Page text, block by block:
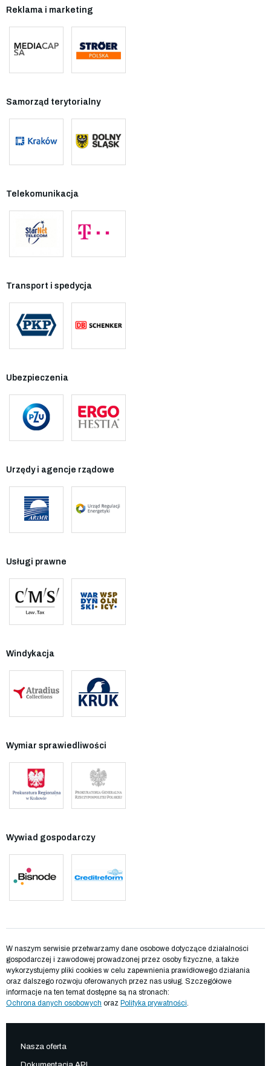
Reklama i marketing
Samorząd terytorialny
Telekomunikacja
Transport i spedycja
Ubezpieczenia
Urzędy i agencje rządowe
Usługi prawne
Windykacja
Wymiar sprawiedliwości
Wywiad gospodarczy
W naszym serwisie przetwarzamy dane osobowe dotyczące działalności
gospodarczej i zawodowej prowadzonej przez osoby fizyczne, a także
wykorzystujemy pliki cookies w celu zapewnienia prawidłowego działania
oraz dalszego rozwoju oferowanych przez nas usług. Szczegółowe
informacje na ten temat dostępne są na stronach:
Ochrona danych osobowych oraz Polityka prywatności.
Nasza oferta